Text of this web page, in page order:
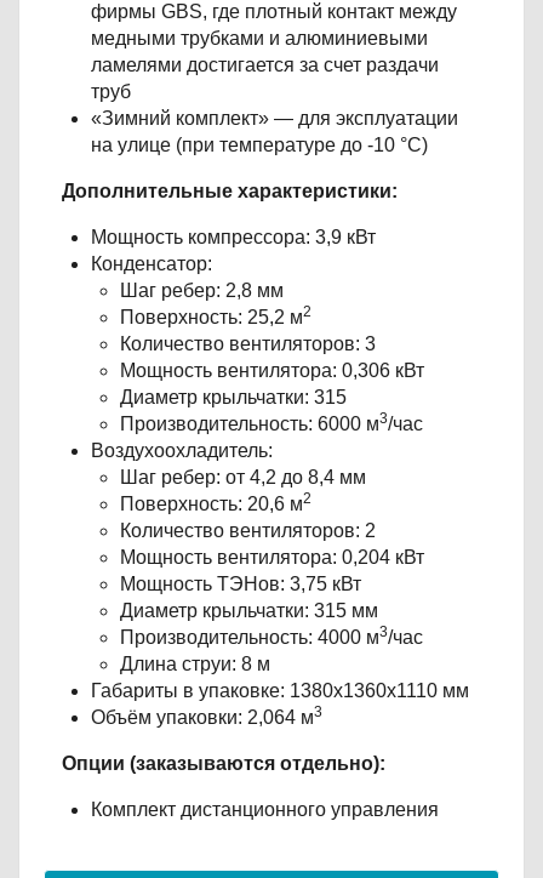
фирмы GBS, где плотный контакт между
медными трубками и алюминиевыми
ламелями достигается за счет раздачи
труб
«Зимний комплект» — для эксплуатации
на улице (при температуре до -10 °С)
Дополнительные характеристики:
Мощность компрессора: 3,9 кВт
Конденсатор:
Шаг ребер: 2,8 мм
Поверхность: 25,2 м2
Количество вентиляторов: 3
Мощность вентилятора: 0,306 кВт
Диаметр крыльчатки: 315
Производительность: 6000 м3/час
Воздухоохладитель:
Шаг ребер: от 4,2 до 8,4 мм
Поверхность: 20,6 м2
Количество вентиляторов: 2
Мощность вентилятора: 0,204 кВт
Мощность ТЭНов: 3,75 кВт
Диаметр крыльчатки: 315 мм
Производительность: 4000 м3/час
Длина струи: 8 м
Габариты в упаковке: 1380х1360х1110 мм
Объём упаковки: 2,064 м3
Опции (заказываются отдельно):
Комплект дистанционного управления